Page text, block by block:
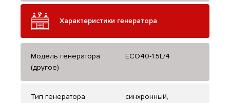
Характеристики генератора
Модель генератора
(другое)
ECO40-1.5L/4
Тип генератора
синхронный,